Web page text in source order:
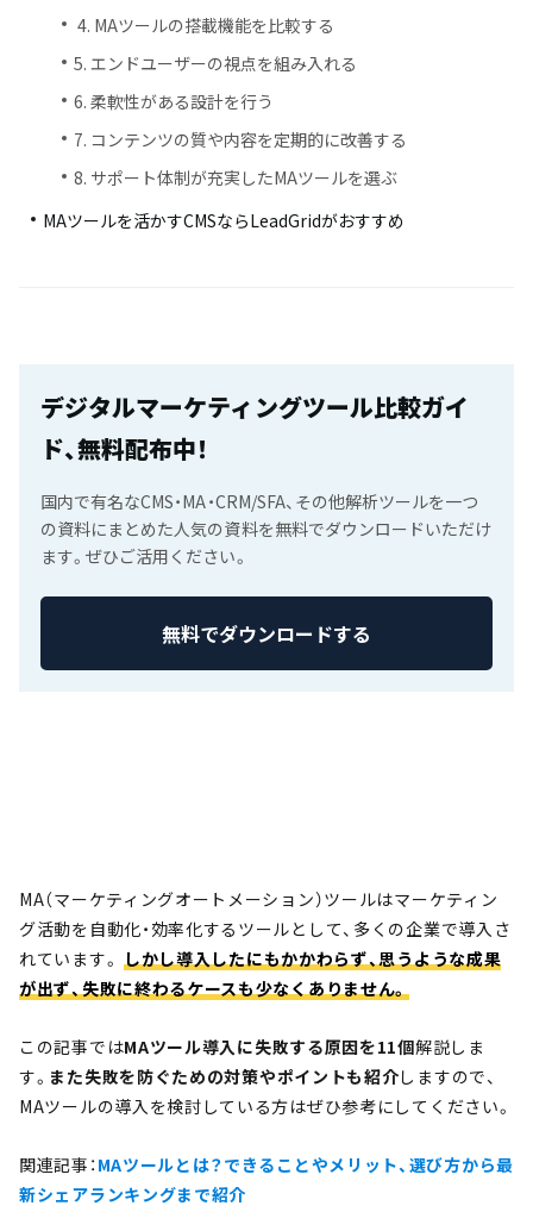
4. MAツールの搭載機能を比較する
5. エンドユーザーの視点を組み入れる
6. 柔軟性がある設計を行う
7. コンテンツの質や内容を定期的に改善する
8. サポート体制が充実したMAツールを選ぶ
MAツールを活かすCMSならLeadGridがおすすめ
デジタルマーケティングツール比較ガイ
ド、無料配布中！
国内で有名なCMS・MA・CRM/SFA、その他解析ツールを一つ
の資料にまとめた人気の資料を無料でダウンロードいただけ
ます。ぜひご活用ください。
無料でダウンロードする
MA（マーケティングオートメーション）ツールはマーケティン
グ活動を自動化・効率化するツールとして、多くの企業で導入さ
れています。 しかし導入したにもかかわらず、思うような成果
が出ず、失敗に終わるケースも少なくありません。
この記事ではMAツール導入に失敗する原因を11個解説しま
す。 また失敗を防ぐための対策やポイントも紹介しますので、
MAツールの導入を検討している方はぜひ参考にしてください。
関連記事：MAツールとは？できることやメリット、選び方から最
新シェアランキングまで紹介